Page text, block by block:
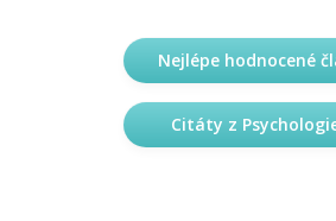
Nejlépe hodnocené
Citáty z